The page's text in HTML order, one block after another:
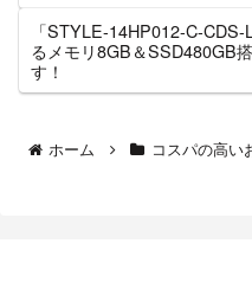
「STYLE-14HP012-C-
るメモリ8GB＆SSD480GB
す！
ホーム コスパの高い